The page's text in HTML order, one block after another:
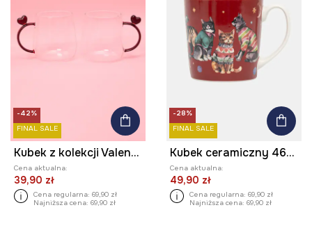
-42%
FINAL SALE
Kubek z kolekcji Valentine’s Day (2-pack)
Cena aktualna:
39,90 zł
Cena regularna: 69,90 zł
Najniższa cena: 69,90 zł
-28%
FINAL SALE
Kubek ceramiczny 460 ml w koty
Cena aktualna:
49,90 zł
Cena regularna: 69,90 zł
Najniższa cena: 69,90 zł